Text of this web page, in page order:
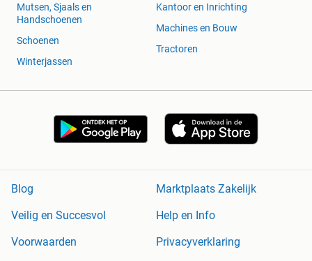
Mutsen, Sjaals en
Handschoenen
Schoenen
Winterjassen
Kantoor en Inrichting
Machines en Bouw
Tractoren
Blog
Marktplaats Zakelijk
Veilig en Succesvol
Help en Info
Voorwaarden
Privacyverklaring